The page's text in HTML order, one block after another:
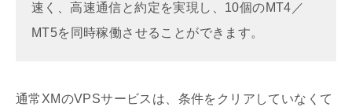
速く、高速通信と約定を実現し、10個のMT4／
MT5を同時稼働させることができます。
通常XMのVPSサービスは、条件をクリアしていなくて